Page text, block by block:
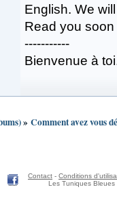
English. We
Read you
-----------
Bienvenue à
» Comment avez vous
Contact - Conditions
Les Tuniques